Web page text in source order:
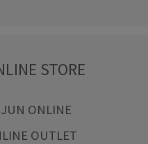
STORE
ONLINE
OUTLET